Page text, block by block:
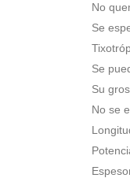
No
Se
Se
Su
No se